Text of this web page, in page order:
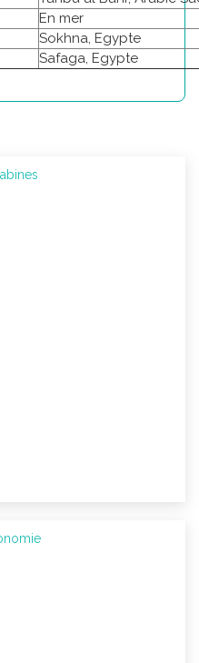
En mer
Sokhna, Egypte
Safaga, Egypte